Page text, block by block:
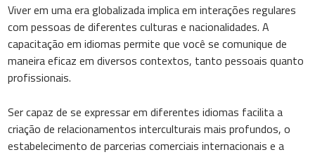
Viver em uma era globalizada implica em interações regulares
com pessoas de diferentes culturas e nacionalidades. A
capacitação em idiomas permite que você se comunique de
maneira eficaz em diversos contextos, tanto pessoais quanto
profissionais.
Ser capaz de se expressar em diferentes idiomas facilita a
criação de relacionamentos interculturais mais profundos, o
estabelecimento de parcerias comerciais internacionais e a